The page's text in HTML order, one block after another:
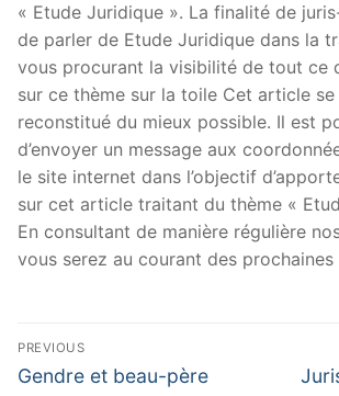
« Etude Juridique ». La finalité de
de parler de Etude Juridique dans la
vous procurant la visibilité de tout ce
sur ce thème sur la toile Cet article se
reconstitué du mieux possible. Il est
d’envoyer un message aux
le site internet dans l’objectif
sur cet article traitant du thème «
En consultant de manière régulière
vous serez au courant des prochaines
Navigation
de
PREVIOUS
Previous
Gendre et beau-père
Next